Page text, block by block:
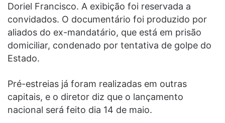
Doriel Francisco. A exibição foi reservada a
convidados. O documentário foi produzido por
aliados do ex-mandatário, que está em prisão
domiciliar, condenado por tentativa de golpe do
Estado.
Pré-estreias já foram realizadas em outras
capitais, e o diretor diz que o lançamento
nacional será feito dia 14 de maio.